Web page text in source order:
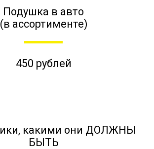
Подушка в авто
(в ассортименте)
450 рублей
какими они ДОЛЖНЫ
БЫТЬ